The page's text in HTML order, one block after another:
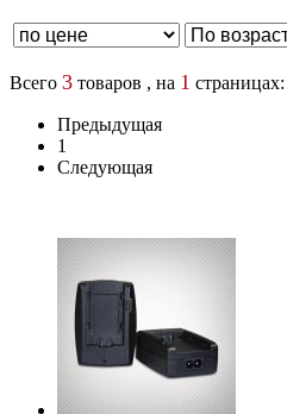
Всего 3 товаров , на 1 страницах:
Предыдущая
1
Следующая